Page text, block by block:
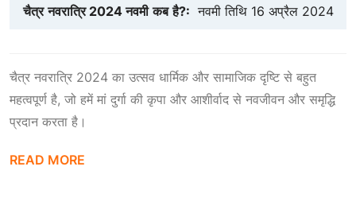
चैत्र नवरात्रि2024नवमी कब है?: नवमी तिथि 16 अप्रैल 2024
चैत्र नवरात्रि 2024 का उत्सव धार्मिक और सामाजिक दृष्टि से बहुत
महत्वपूर्ण है, जो हमें मां दुर्गा की कृपा और आशीर्वाद से नवजीवन और समृद्धि
प्रदान करता है।
READ MORE